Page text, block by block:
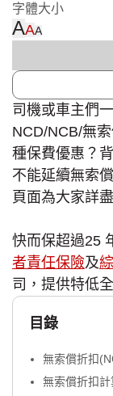
字體大小
AAA
司機或車主們
NCD/NCB/無
種保費優惠？
不能延續無索
頁面為大家詳
快而保超過25
者責任保險及
司，提供特低
目錄
無索償折扣
無索償折扣計